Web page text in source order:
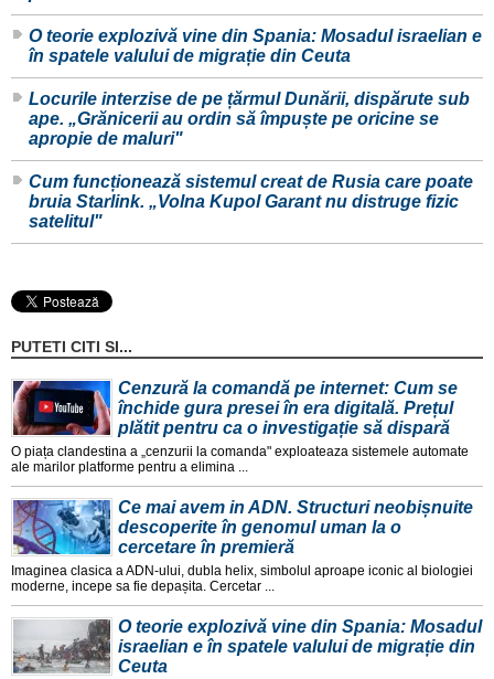
O teorie explozivă vine din Spania: Mosadul israelian e
în spatele valului de migrație din Ceuta
Locurile interzise de pe țărmul Dunării, dispărute sub
ape. „Grănicerii au ordin să împuște pe oricine se
apropie de maluri"
Cum funcționează sistemul creat de Rusia care poate
bruia Starlink. „Volna Kupol Garant nu distruge fizic
satelitul"
PUTETI CITI SI...
Cenzură la comandă pe internet: Cum se
închide gura presei în era digitală. Prețul
plătit pentru ca o investigație să dispară
O piața clandestina a „cenzurii la comanda" exploateaza sistemele automate
ale marilor platforme pentru a elimina ...
Ce mai avem in ADN. Structuri neobișnuite
descoperite în genomul uman la o
cercetare în premieră
Imaginea clasica a ADN-ului, dubla helix, simbolul aproape iconic al biologiei
moderne, incepe sa fie depașita. Cercetar ...
O teorie explozivă vine din Spania: Mosadul
israelian e în spatele valului de migrație din
Ceuta